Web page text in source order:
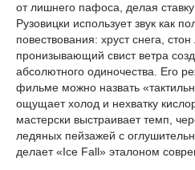
от лишнего пафоса, делая
Рузовицки использует звук как
повествования: хруст снега,
пронизывающий свист ветра
абсолютного одиночества. Его
фильме можно назвать
ощущает холод и нехватку
мастерски выстраивает темп,
ледяных пейзажей с
делает «Ice Fall» эталоном